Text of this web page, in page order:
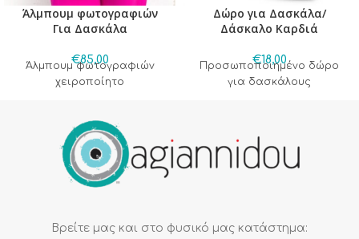
Άλμπουμ φωτογραφιών
Για Δασκάλα
€85,00
Άλμπουμ φωτογραφιών
χειροποίητο
Δώρο για Δασκάλα/
Δάσκαλο Καρδιά
€18,00
Προσωποποιημένο δώρο
για δασκάλους
Βρείτε μας και στο φυσικό μας κατάστημα: